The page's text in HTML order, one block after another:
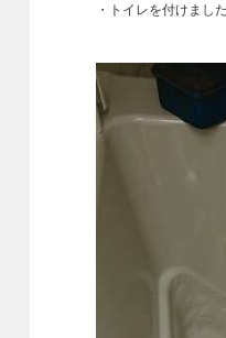
・トイレを付けまし